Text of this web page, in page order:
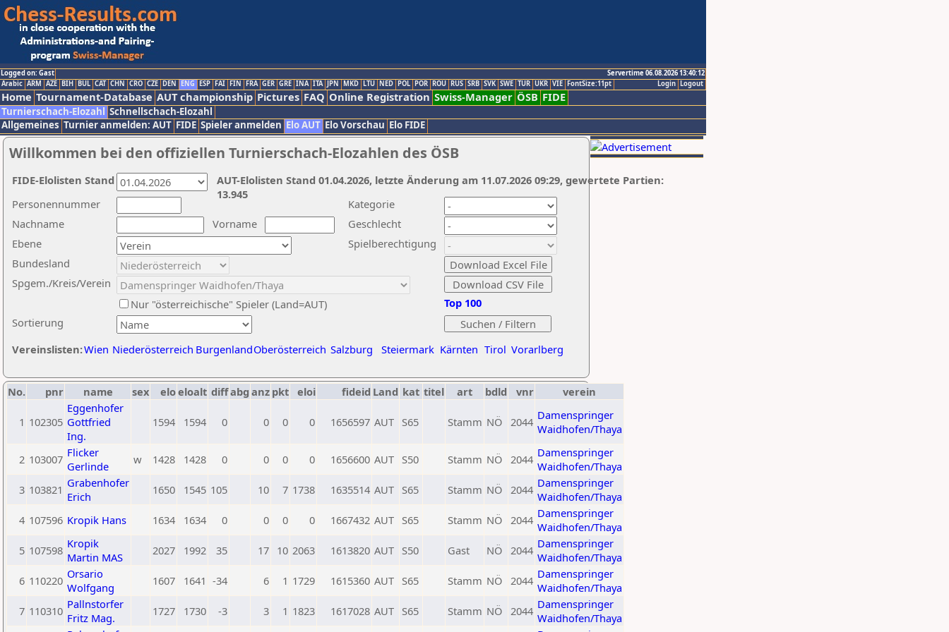
Logged on: Gast
Servertime 06.08.2026 13:40:12
Logout
Login
Arabic ARM AZE BIH BUL CAT CHN CRO CZE DEN ENG ESP FAI FIN FRA GER GRE INA ITA JPN MKD LTU NED POL POR ROU RUS SRB SVK SWE TUR UKR VIE FontSize:11pt
Home Tournament-Database AUT championship Pictures FAQ Online Registration Swiss-Manager ÖSB FIDE
Turnierschach-Elozahl Schnellschach-Elozahl
Allgemeines Turnier anmelden: AUT FIDE Spieler anmelden Elo AUT Elo Vorschau Elo FIDE
Willkommen bei den offiziellen Turnierschach-Elozahlen des ÖSB
Nachname
Vorname
Ebene
Kategorie
Sortierung
Personennummer
Bundesland
Spgem./Kreis/Verein
Geschlecht
Nur "österreichische" Spieler (Land=AUT)
Spielberechtigung
Vereinslisten:Wien Niederösterreich BurgenlandOberösterreich Salzburg Steiermark Kärnten Tirol Vorarlberg
Top 100
AUT-Elolisten Stand 01.04.2026, letzte Änderung am 11.07.2026 09:29, gewertete Partien:
13.945
FIDE-Elolisten Stand
No. pnr name sex eloeloalt diffabg anz pkt eloi fideid Land kat titel art bdld vnr verein
1 102305
Eggenhofer
Gottfried
Ing.
1594 1594 0 0 0 0 1656597 AUT S65 Stamm NÖ 2044 Damenspringer
Waidhofen/Thaya
2 103007 Flicker
Gerlinde
w 1428 1428 0 0 0 0 1656600 AUT S50 Stamm NÖ 2044 Damenspringer
Waidhofen/Thaya
3 103821 Grabenhofer
Erich
1650 1545 105 10 7 1738 1635514 AUT S65 Stamm NÖ 2044 Damenspringer
Waidhofen/Thaya
4 107596 Kropik Hans 1634 1634 0 0 0 0 1667432 AUT S65 Stamm NÖ 2044 Damenspringer
Waidhofen/Thaya
5 107598 Kropik
Martin MAS
2027 1992 35 17 10 2063 1613820 AUT S50 Gast NÖ 2044 Damenspringer
Waidhofen/Thaya
6 110220 Orsario
Wolfgang
1607 1641 -34 6 1 1729 1615360 AUT S65 Stamm NÖ 2044 Damenspringer
Waidhofen/Thaya
7 110310 Pallnstorfer
Fritz Mag.
1727 1730 -3 3 1 1823 1617028 AUT S65 Stamm NÖ 2044 Damenspringer
Waidhofen/Thaya